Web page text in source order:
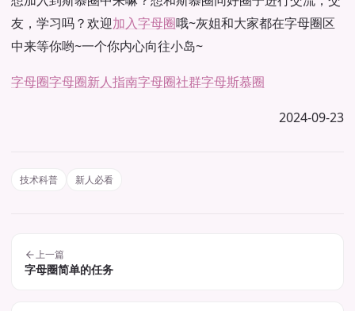
友，学习吗？欢迎加入字母圈哦~灰姐和大家都在字母圈区
中来等你哟~一个你内心向往小岛~
字母圈字母圈新人指南字母圈社群字母斯慕圈
2024-09-23
技术科普 新人必看
上一篇
字母圈简单的任务